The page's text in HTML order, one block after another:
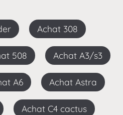
Achat 308
508 Achat A3/s3
A6 Achat Astra
Achat C4 cactus